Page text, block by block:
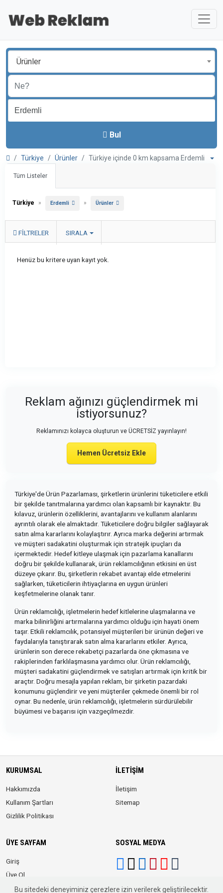
Ürünler
Bul
Türkiye Ürünler Türkiye içinde 0 km kapsama Erdemli
Tüm Listeler
Türkiye » Erdemli » Ürünler
FILTRELER SIRALA
Henüz bu kritere uyan kayıt yok.
Reklam ağınızı güçlendirmek mi
istiyorsunuz?
Reklamınızı kolayca oluşturun ve ÜCRETSİZ yayınlayın!
Hemen Ücretsiz Ekle
Türkiye'de Ürün Pazarlaması, şirketlerin ürünlerini tüketicilere etkili
bir şekilde tanıtmalarına yardımcı olan kapsamlı bir kaynaktır. Bu
kılavuz, ürünlerin özelliklerini, avantajlarını ve kullanım alanlarını
ayrıntılı olarak ele almaktadır. Tüketicilere doğru bilgiler sağlayarak
satın alma kararlarını kolaylaştırır. Ayrıca marka değerini artırmak
ve müşteri sadakatini oluşturmak için stratejik ipuçları da
içermektedir. Hedef kitleye ulaşmak için pazarlama kanallarını
doğru bir şekilde kullanarak, ürün reklamcılığının etkisini en üst
düzeye çıkarır. Bu, şirketlerin rekabet avantajı elde etmelerini
sağlarken, tüketicilerin ihtiyaçlarına en uygun ürünleri
keşfetmelerine olanak tanır.
Ürün reklamcılığı, işletmelerin hedef kitlelerine ulaşmalarına ve
marka bilinirliğini artırmalarına yardımcı olduğu için hayati önem
taşır. Etkili reklamcılık, potansiyel müşterileri bir ürünün değeri ve
faydalarıyla tanıştırarak satın alma kararlarını etkiler. Ayrıca,
ürünlerin son derece rekabetçi pazarlarda öne çıkmasına ve
rakiplerinden farklılaşmasına yardımcı olur. Ürün reklamcılığı,
müşteri sadakatini güçlendirmek ve satışları artırmak için kritik bir
araçtır. Doğru mesajla yapılan reklam, bir şirketin pazardaki
konumunu güçlendirir ve yeni müşteriler çekmede önemli bir rol
oynar. Bu nedenle, ürün reklamcılığı, işletmelerin sürdürülebilir
büyümesi ve başarısı için vazgeçilmezdir.
KURUMSAL
Hakkımızda
Kullanım Şartları
Gizlilik Politikası
İLETIŞIM
İletişim
Sitemap
ÜYE SAYFAM
Giriş
Üye Ol
SOSYAL MEDYA
Bu sitedeki deneyiminiz çerezlere izin verilerek geliştirilecektir.